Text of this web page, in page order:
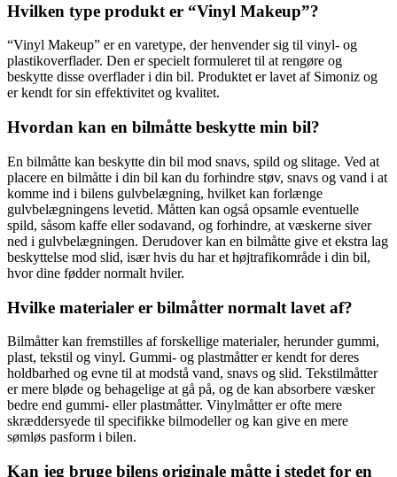
Hvilken type produkt er “Vinyl Makeup”?
“Vinyl Makeup” er en varetype, der henvender sig til vinyl- og
plastikoverflader. Den er specielt formuleret til at rengøre og
beskytte disse overflader i din bil. Produktet er lavet af Simoniz og
er kendt for sin effektivitet og kvalitet.
Hvordan kan en bilmåtte beskytte min bil?
En bilmåtte kan beskytte din bil mod snavs, spild og slitage. Ved at
placere en bilmåtte i din bil kan du forhindre støv, snavs og vand i at
komme ind i bilens gulvbelægning, hvilket kan forlænge
gulvbelægningens levetid. Måtten kan også opsamle eventuelle
spild, såsom kaffe eller sodavand, og forhindre, at væskerne siver
ned i gulvbelægningen. Derudover kan en bilmåtte give et ekstra lag
beskyttelse mod slid, især hvis du har et højtrafikområde i din bil,
hvor dine fødder normalt hviler.
Hvilke materialer er bilmåtter normalt lavet af?
Bilmåtter kan fremstilles af forskellige materialer, herunder gummi,
plast, tekstil og vinyl. Gummi- og plastmåtter er kendt for deres
holdbarhed og evne til at modstå vand, snavs og slid. Tekstilmåtter
er mere bløde og behagelige at gå på, og de kan absorbere væsker
bedre end gummi- eller plastmåtter. Vinylmåtter er ofte mere
skræddersyede til specifikke bilmodeller og kan give en mere
sømløs pasform i bilen.
Kan jeg bruge bilens originale måtte i stedet for en